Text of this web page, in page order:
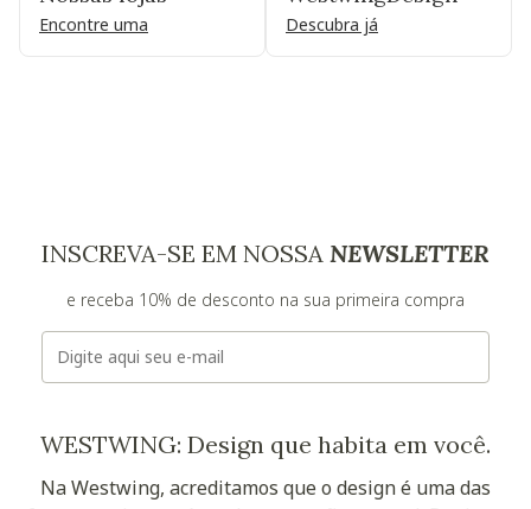
Encontre uma Descubra já
INSCREVA-SE EM NOSSA NEWSLETTER
e receba 10% de desconto na sua primeira compra
WESTWING: Design que habita em você.
Na Westwing, acreditamos que o design é uma das